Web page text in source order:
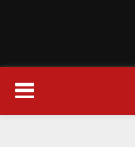
PRIMARY